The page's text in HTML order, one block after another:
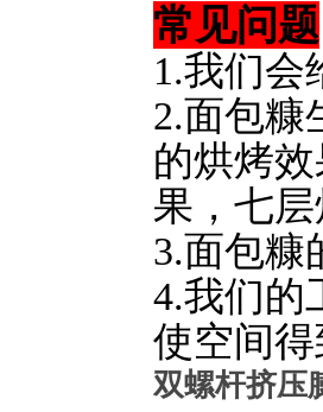
常见问题
1.我们会
2.面包糠
的烘烤
果，七
3.面包糠
4.我们的
使空间
双螺杆挤压